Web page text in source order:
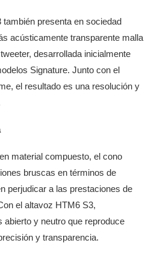
presenta en sociedad
acústicamente transparente malla
desarrollada inicialmente
Signature. Junto con el
el resultado es una resolución y
material compuesto, el cono
bruscas en términos de
perjudicar a las prestaciones de
el altavoz HTM6 S3,
y neutro que reproduce
y transparencia.